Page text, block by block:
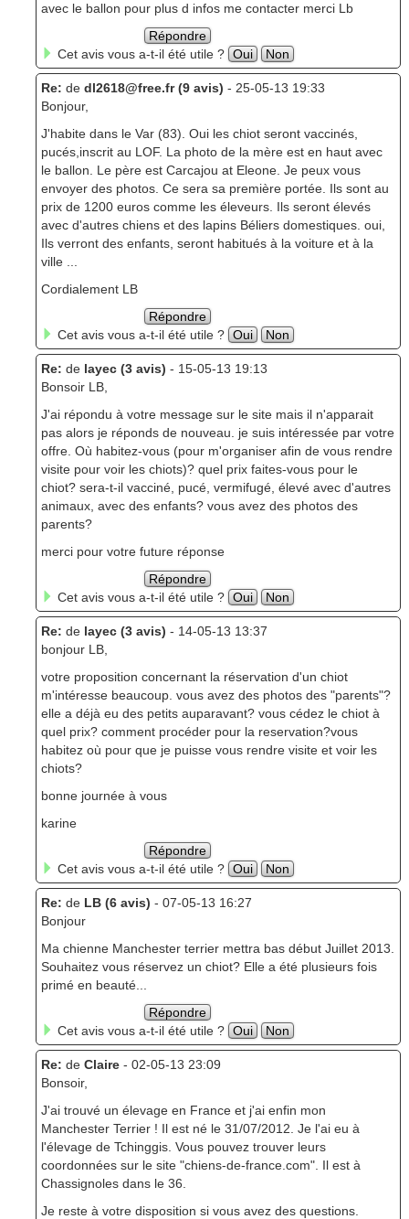
avec le ballon pour plus d infos me contacter merci Lb
Répondre
Cet avis vous a-t-il été utile ? Oui Non
Re: de dl2618@free.fr (9 avis) - 25-05-13 19:33
Bonjour,
J'habite dans le Var (83). Oui les chiot seront vaccinés,
pucés,inscrit au LOF. La photo de la mère est en haut avec
le ballon. Le père est Carcajou at Eleone. Je peux vous
envoyer des photos. Ce sera sa première portée. Ils sont au
prix de 1200 euros comme les éleveurs. Ils seront élevés
avec d'autres chiens et des lapins Béliers domestiques. oui,
Ils verront des enfants, seront habitués à la voiture et à la
ville ...
Cordialement LB
Répondre
Cet avis vous a-t-il été utile ? Oui Non
Re: de layec (3 avis) - 15-05-13 19:13
Bonsoir LB,
J'ai répondu à votre message sur le site mais il n'apparait
pas alors je réponds de nouveau. je suis intéressée par votre
offre. Où habitez-vous (pour m'organiser afin de vous rendre
visite pour voir les chiots)? quel prix faites-vous pour le
chiot? sera-t-il vacciné, pucé, vermifugé, élevé avec d'autres
animaux, avec des enfants? vous avez des photos des
parents?
merci pour votre future réponse
Répondre
Cet avis vous a-t-il été utile ? Oui Non
Re: de layec (3 avis) - 14-05-13 13:37
bonjour LB,
votre proposition concernant la réservation d'un chiot
m'intéresse beaucoup. vous avez des photos des "parents"?
elle a déjà eu des petits auparavant? vous cédez le chiot à
quel prix? comment procéder pour la reservation?vous
habitez où pour que je puisse vous rendre visite et voir les
chiots?
bonne journée à vous
karine
Répondre
Cet avis vous a-t-il été utile ? Oui Non
Re: de LB (6 avis) - 07-05-13 16:27
Bonjour
Ma chienne Manchester terrier mettra bas début Juillet 2013.
Souhaitez vous réservez un chiot? Elle a été plusieurs fois
primé en beauté...
Répondre
Cet avis vous a-t-il été utile ? Oui Non
Re: de Claire- 02-05-13 23:09
Bonsoir,
J'ai trouvé un élevage en France et j'ai enfin mon
Manchester Terrier ! Il est né le 31/07/2012. Je l'ai eu à
l'élevage de Tchinggis. Vous pouvez trouver leurs
coordonnées sur le site "chiens-de-france.com". Il est à
Chassignoles dans le 36.
Je reste à votre disposition si vous avez des questions.